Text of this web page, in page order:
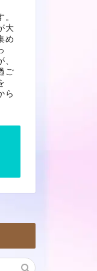
大
め
ご
ら